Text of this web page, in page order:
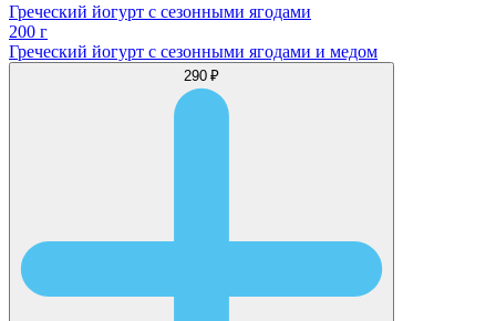
Греческий йогурт с сезонными ягодами
200 г
Греческий йогурт с сезонными ягодами и медом
290 ₽